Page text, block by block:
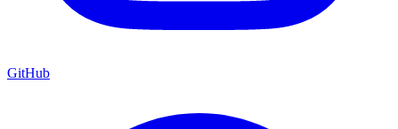
GitHub